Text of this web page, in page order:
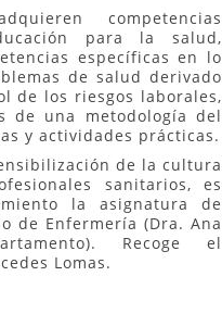
competencias
para la salud,
específicas en lo
de salud derivado
de los riesgos laborales,
de una metodología del
y actividades prácticas.
de la cultura
sanitarios, es
la asignatura de
de Enfermería (Dra. Ana
Recoge el
Lomas.